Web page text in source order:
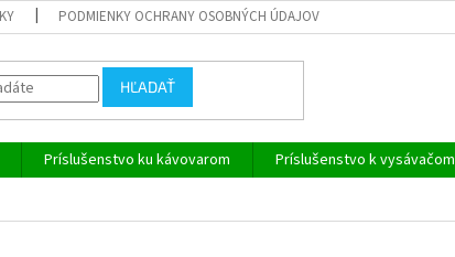
PODMIENKY OCHRANY OSOBNÝCH ÚDAJOV
HĽADAŤ
Príslušenstvo ku kávovarom Príslušenstvo k vysávačom